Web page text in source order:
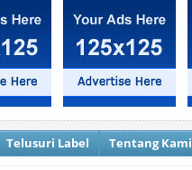
Telusuri Label Tentang Kami